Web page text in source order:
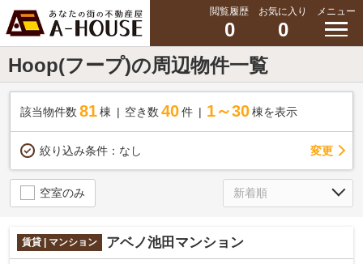
閲覧履歴
0
お気に入り
0
メニュー
Hoop(フープ)の周辺物件一覧
該当物件数 81棟 空き数 40 件 1～30 棟を表示
絞り込み条件： なし 変更
空室のみ
賃貸 | マンション アベノ池田マンション